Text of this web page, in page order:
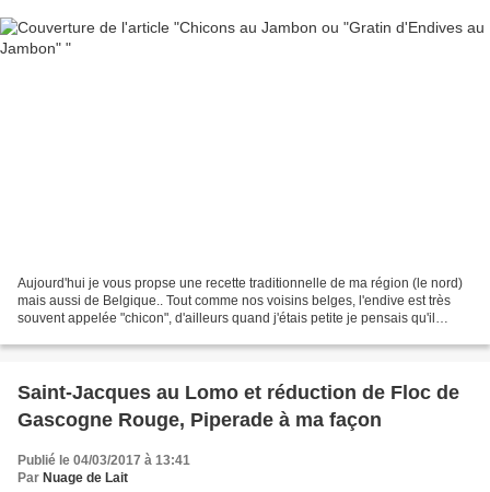
Aujourd'hui je vous propse une recette traditionnelle de ma région (le nord)
mais aussi de Belgique.. Tout comme nos voisins belges, l'endive est très
souvent appelée "chicon", d'ailleurs quand j'étais petite je pensais qu'il
Saint-Jacques au Lomo et réduction de Floc de
Gascogne Rouge, Piperade à ma façon
Publié le 04/03/2017 à 13:41
Par Nuage de Lait